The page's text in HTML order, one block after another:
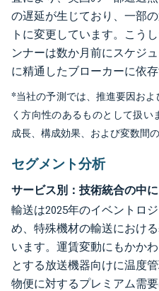
の遅延が生じており、一部
トに変更しています。こう
ンナーは数か月前にスケジ
に精通したブローカーに依
*当社の予測では、推進要因お
く方向性のあるものとして扱
成長、構成効果、および変数間
セグメント分析
サービス別：技術統合の中
輸送は2025年のイベントロ
め、特殊機材の輸送におけ
います。運賃変動にもかか
とする放送機器向けに温度
物便に対するプレミアム需